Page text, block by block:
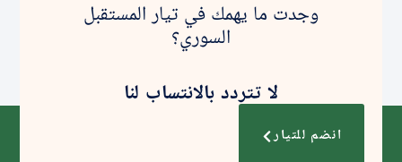
وجدت ما يهمك في تيار المستقبل
السوري؟
لا تتردد بالانتساب لنا
انضم للتيار